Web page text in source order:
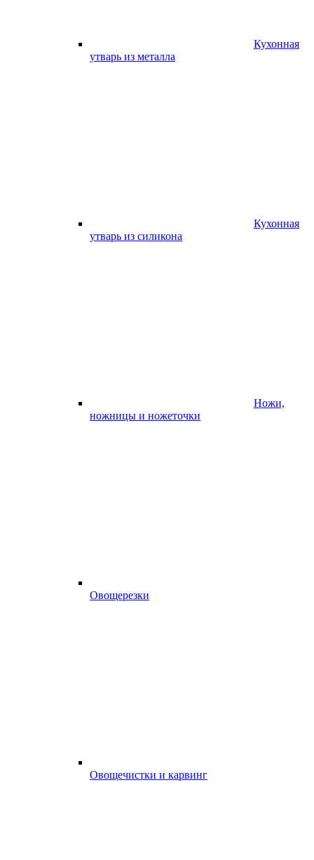
Кухонная
утварь из металла
Кухонная
утварь из силикона
Ножи,
ножницы и ножеточки
Овощерезки
Овощечистки и карвинг